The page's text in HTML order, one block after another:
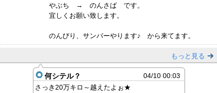
やぶち → のんさば です。
宜しくお願い致します。
のんびり、サンバーやります♪ から来てます。
もっと見る
何シテル？
04/10 00:03
さっき20万キロ～越えたよぉ★